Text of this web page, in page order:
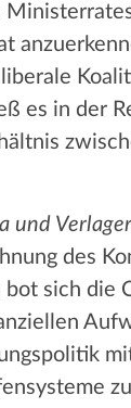
es in der
und
des
sich die